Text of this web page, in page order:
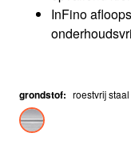
InFino
grondstof: roestvrij staal